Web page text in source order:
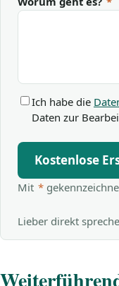
Ich habe die
Daten zur
Kostenlose
Mit *
Lieber direkt